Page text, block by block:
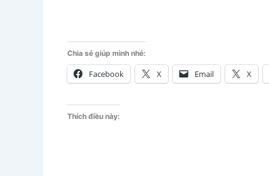
Chia sẻ giúp mình nhé:
Facebook X Email X
Thích điều này: